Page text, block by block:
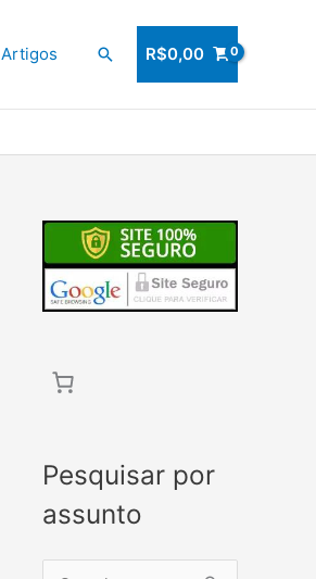
Artigos Pesquisar
R$0,00
Pesquisar por
assunto